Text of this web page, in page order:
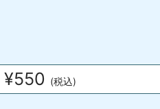
(税込)